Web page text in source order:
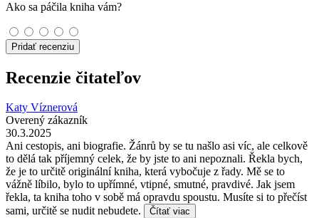
Ako sa páčila kniha vám?
Pridať recenziu
Recenzie čitateľov
Katy Víznerová
Overený zákazník
30.3.2025
Ani cestopis, ani biografie. Žánrů by se tu našlo asi víc, ale celkově
to dělá tak příjemný celek, že by jste to ani nepoznali. Řekla bych,
že je to určitě originální kniha, která vybočuje z řady. Mě se to
vážně líbilo, bylo to upřímné, vtipné, smutné, pravdivé. Jak jsem
řekla, ta kniha toho v sobě má opravdu spoustu. Musíte si to přečíst
sami, určitě se nudit nebudete.
Čítať viac